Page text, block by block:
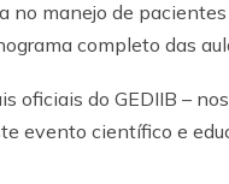
no manejo de
completo das
oficiais do GEDIIB –
evento científico e